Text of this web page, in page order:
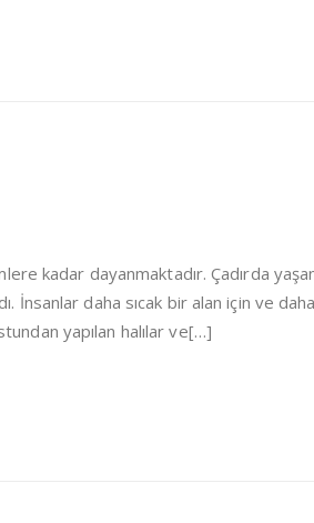
kadar dayanmaktadır. Çadırda
İnsanlar daha sıcak bir alan için ve daha
yapılan halılar ve[…]